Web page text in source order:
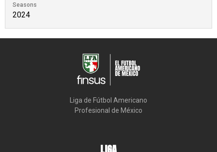
Seasons
2024
Liga de Fútbol Americano
Profesional de México